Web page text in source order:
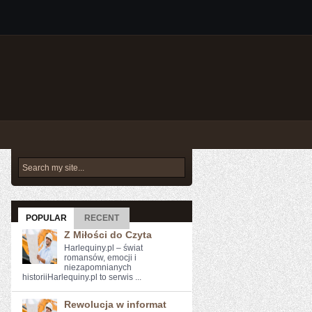
POPULAR RECENT
Z Miłości do Czyta
Harlequiny.pl – świat
romansów, emocji i
niezapomnianych
historiiHarlequiny.pl to serwis ...
Rewolucja w informat